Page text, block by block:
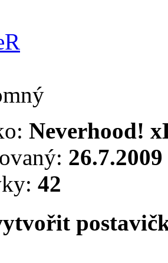
Neverhood!
26.7.2009
42